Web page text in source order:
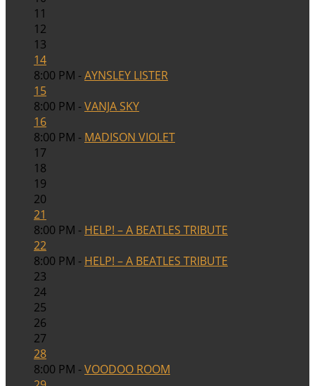
11
12
13
14
8:00 PM -AYNSLEY LISTER
15
8:00 PM -VANJA SKY
16
8:00 PM - MADISON VIOLET
17
18
19
20
21
8:00 PM - HELP! – A BEATLES TRIBUTE
22
8:00 PM - HELP! – A BEATLES TRIBUTE
23
24
25
26
27
28
8:00 PM -VOODOO ROOM